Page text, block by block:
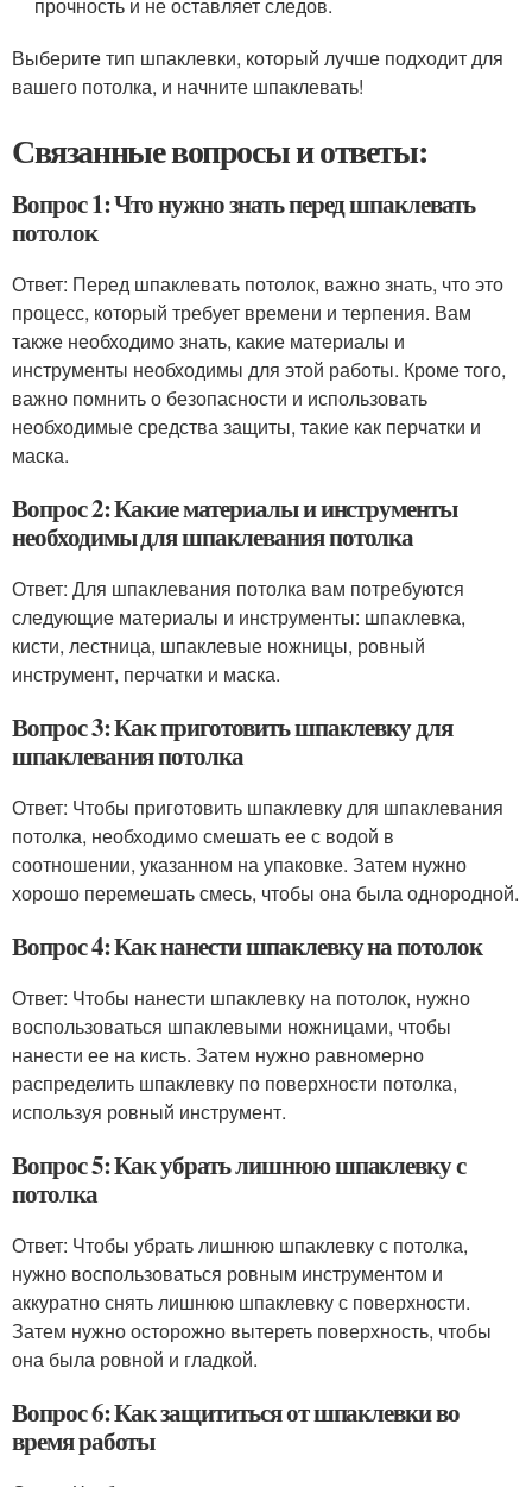
Выберите тип шпаклевки, который лучше подходит для
вашего потолка, и начните шпаклевать!
Связанные вопросы и ответы:
Вопрос 1: Что нужно знать перед шпаклевать
потолок
Ответ: Перед шпаклевать потолок, важно знать, что это
процесс, который требует времени и терпения. Вам
также необходимо знать, какие материалы и
инструменты необходимы для этой работы. Кроме того,
важно помнить о безопасности и использовать
необходимые средства защиты, такие как перчатки и
маска.
Вопрос 2: Какие материалы и инструменты
необходимы для шпаклевания потолка
Ответ: Для шпаклевания потолка вам потребуются
следующие материалы и инструменты: шпаклевка,
кисти, лестница, шпаклевые ножницы, ровный
инструмент, перчатки и маска.
Вопрос 3: Как приготовить шпаклевку для
шпаклевания потолка
Ответ: Чтобы приготовить шпаклевку для шпаклевания
потолка, необходимо смешать ее с водой в
соотношении, указанном на упаковке. Затем нужно
хорошо перемешать смесь, чтобы она была однородной.
Вопрос 4: Как нанести шпаклевку на потолок
Ответ: Чтобы нанести шпаклевку на потолок, нужно
воспользоваться шпаклевыми ножницами, чтобы
нанести ее на кисть. Затем нужно равномерно
распределить шпаклевку по поверхности потолка,
используя ровный инструмент.
Вопрос 5: Как убрать лишнюю шпаклевку с
потолка
Ответ: Чтобы убрать лишнюю шпаклевку с потолка,
нужно воспользоваться ровным инструментом и
аккуратно снять лишнюю шпаклевку с поверхности.
Затем нужно осторожно вытереть поверхность, чтобы
она была ровной и гладкой.
Вопрос 6: Как защититься от шпаклевки во
время работы